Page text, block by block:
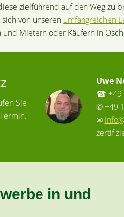
zielführend auf den Weg zu
von unseren umfangreichen
und Mietern oder Käufern in
Sie
Uwe
☎ +49
✆ +49
✉
in und